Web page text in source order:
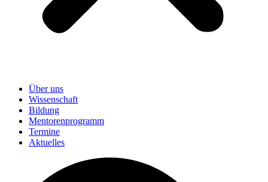
Über uns
Wissenschaft
Bildung
Mentorenprogramm
Termine
Aktuelles